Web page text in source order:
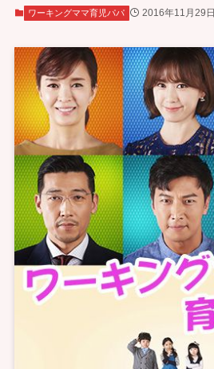
ワーキングママ育児パパ 2016年11月29日